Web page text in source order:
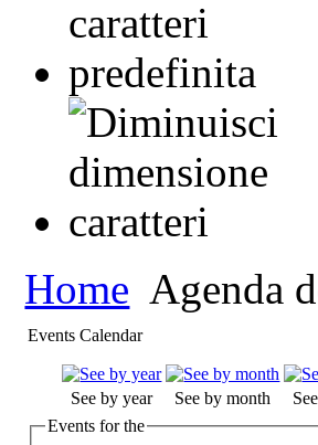
Home Agenda
Events Calendar
See by year See by month
Events for the